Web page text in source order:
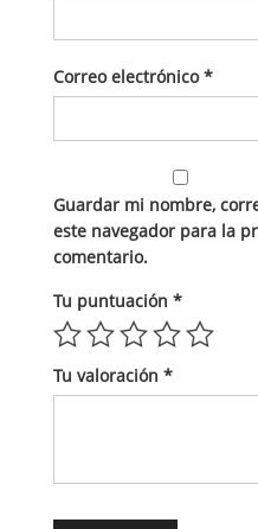
Correo electrónico*
Guardar mi nombre,
este navegador para la
comentario.
Tu puntuación *
Tu valoración *